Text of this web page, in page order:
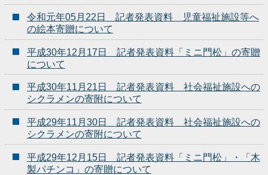
令和元年05月22日 記者発表資料 児童福祉施設等へ
の絵本寄贈について
平成30年12月17日 記者発表資料「ミニ門松」の寄贈
について
平成30年11月21日 記者発表資料 社会福祉施設への
シクラメンの寄附について
平成29年11月30日 記者発表資料 社会福祉施設への
シクラメンの寄附について
平成29年12月15日 記者発表資料「ミニ門松」・「木
製パチンコ」の寄贈について